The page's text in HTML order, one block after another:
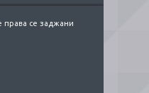
права се заджани